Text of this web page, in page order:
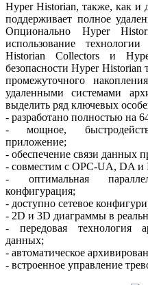
Hyper Historian, также, как и
поддерживает полное
Опционально Hyper
использование
Historian Collectors и
безопасности Hyper
промежуточного
удаленными системами
выделить ряд ключевых
- разработано полностью на
- мощное,
приложение;
- обеспечение связи данных
- совместим с OPC-UA, DA и
- оптимальная
конфигурация;
- доступно сетевое
- 2D и 3D диаграммы в
- передовая технология
данных;
- автоматическое
- встроенное управление